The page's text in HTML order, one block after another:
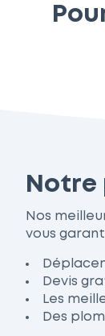
Nos
vous
Devis
Les
Des